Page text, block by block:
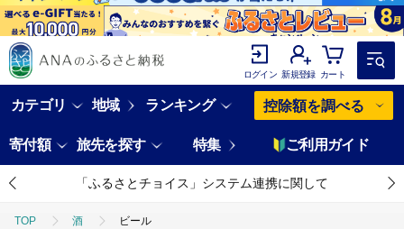
ログイン 新規登録 カート
カテゴリ 地域 ランキング 控除額を調べる
寄付額 旅先を探す 特集 ご利用ガイド
「ふるさとチョイス」システム連携に関して
TOP 酒 ビール